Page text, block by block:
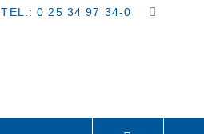
TEL.: 0 25 34 97 34-0